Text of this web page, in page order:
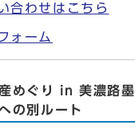
合わせはこちら
ォーム
めぐり in 美濃路
の別ルート